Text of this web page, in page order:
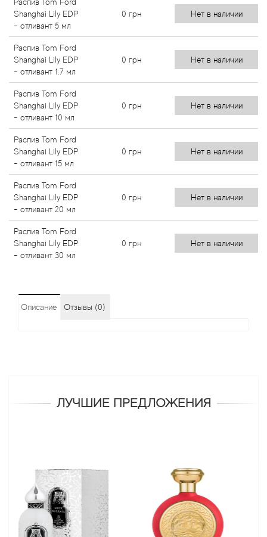
Shanghai Lily EDP
- отливант 5 мл
0 грн Нет в наличии
Распив Tom Ford
Shanghai Lily EDP
- отливант 1.7 мл
0 грн Нет в наличии
Распив Tom Ford
Shanghai Lily EDP
- отливант 10 мл
0 грн Нет в наличии
Распив Tom Ford
Shanghai Lily EDP
- отливант 15 мл
0 грн Нет в наличии
Распив Tom Ford
Shanghai Lily EDP
- отливант 20 мл
0 грн Нет в наличии
Распив Tom Ford
Shanghai Lily EDP
- отливант 30 мл
0 грн Нет в наличии
Описание Отзывы (0)
ЛУЧШИЕ ПРЕДЛОЖЕНИЯ